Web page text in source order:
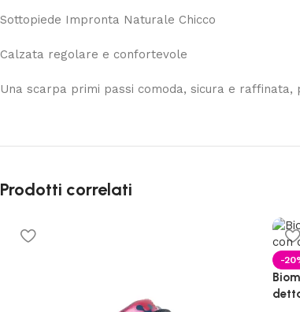
Sottopiede Impronta Naturale Chicco
Calzata regolare e confortevole
Una scarpa primi passi comoda, sicura e
Prodotti correlati
-